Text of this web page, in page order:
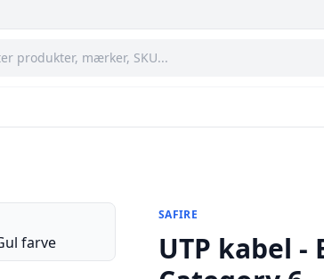
SAFIRE
UTP kabel -